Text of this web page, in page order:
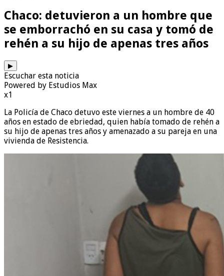
Chaco: detuvieron a un hombre que
se emborrachó en su casa y tomó de
rehén a su hijo de apenas tres años
▶
Escuchar esta noticia
Powered by Estudios Max
x1
La Policía de Chaco detuvo este viernes a un hombre de 40
años en estado de ebriedad, quien había tomado de rehén a
su hijo de apenas tres años y amenazado a su pareja en una
vivienda de Resistencia.